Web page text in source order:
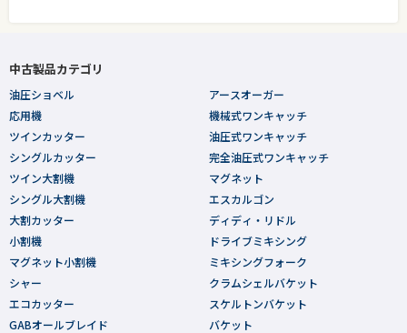
中古製品カテゴリ
油圧ショベル
応用機
ツインカッター
シングルカッター
ツイン大割機
シングル大割機
大割カッター
小割機
マグネット小割機
シャー
エコカッター
GABオールブレイド
アースオーガー
機械式ワンキャッチ
油圧式ワンキャッチ
完全油圧式ワンキャッチ
マグネット
エスカルゴン
ディディ・リドル
ドライブミキシング
ミキシングフォーク
クラムシェルバケット
スケルトンバケット
バケット